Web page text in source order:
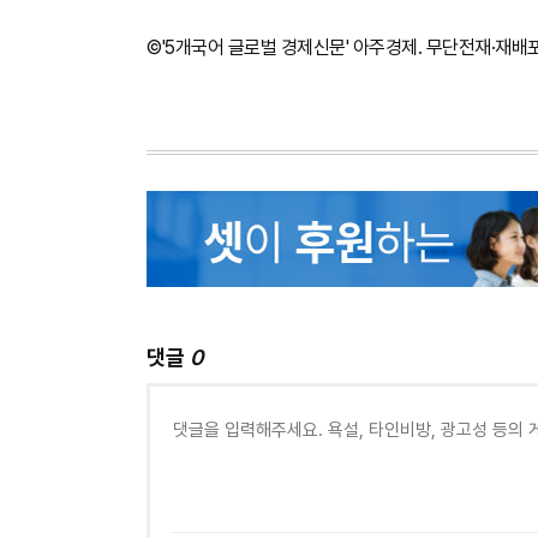
©'5개국어 글로벌 경제신문' 아주경제. 무단전재·재배
댓글 0